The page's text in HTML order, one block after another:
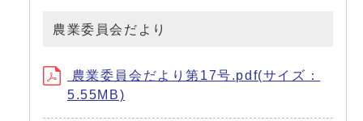
農業委員会だより
農業委員会だより第17号.pdf(サイズ：
5.55MB)